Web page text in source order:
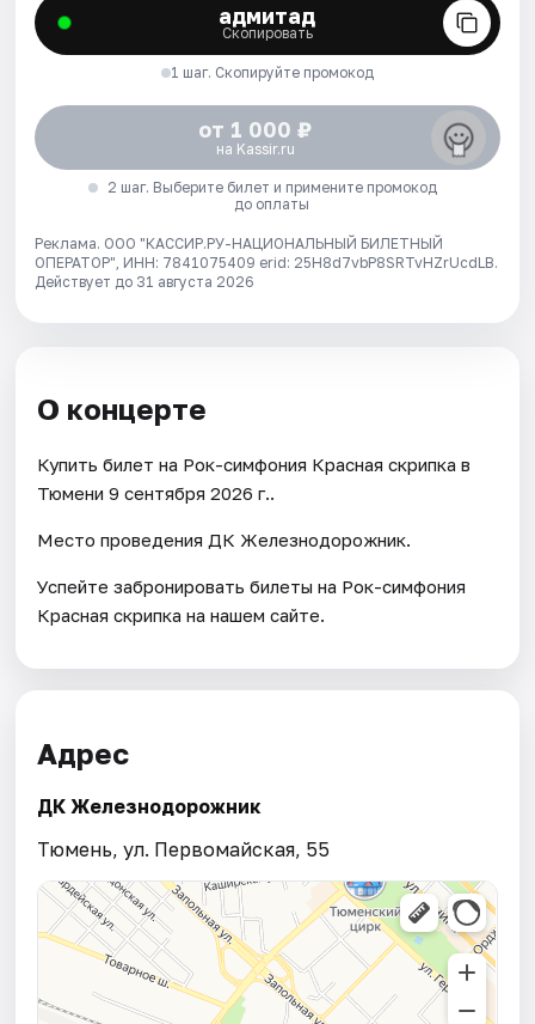
адмитад
Скопировать
1 шаг. Скопируйте промокод
от 1 000 ₽
на Kassir.ru
2 шаг. Выберите билет и примените промокод
до оплаты
Реклама. ООО "КАССИР.РУ-НАЦИОНАЛЬНЫЙ БИЛЕТНЫЙ
ОПЕРАТОР", ИНН: 7841075409 erid: 25H8d7vbP8SRTvHZrUcdLB.
Действует до 31 августа 2026
О концерте
Купить билет на Рок-симфония Красная скрипка в
Тюмени 9 сентября 2026 г..
Место проведения ДК Железнодорожник.
Успейте забронировать билеты на Рок-симфония
Красная скрипка на нашем сайте.
Адрес
ДК Железнодорожник
Тюмень, ул. Первомайская, 55